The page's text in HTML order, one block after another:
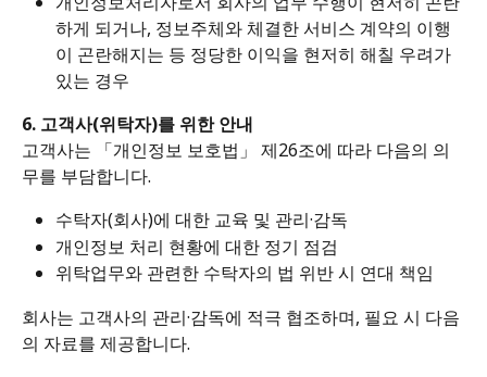
하게 되거나, 정보주체와 체결한 서비스 계약의 이행
이 곤란해지는 등 정당한 이익을 현저히 해칠 우려가
있는 경우
6. 고객사(위탁자)를 위한 안내
고객사는 「개인정보 보호법」 제26조에 따라 다음의 의
무를 부담합니다.
수탁자(회사)에 대한 교육 및 관리·감독
개인정보 처리 현황에 대한 정기 점검
위탁업무와 관련한 수탁자의 법 위반 시 연대 책임
회사는 고객사의 관리·감독에 적극 협조하며, 필요 시 다음
의 자료를 제공합니다.